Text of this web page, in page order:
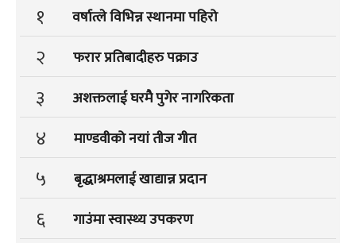
१ वर्षात्ले विभिन्न स्थानमा पहिरो
२ फरार प्रतिबादीहरु पक्राउ
३ अशक्तलाई घरमै पुगेर नागरिकता
४ माण्डवीको नयां तीज गीत
५ बृद्धाश्रमलाई खाद्यान्न प्रदान
६ गाउंमा स्वास्थ्य उपकरण